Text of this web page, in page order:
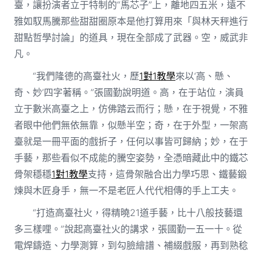
臺，讓扮演者立于特制的“馬芯子”上，離地四五米，遠不
雅如馭馬騰那些甜甜圈原本是他打算用來「與林天秤進行
甜點哲學討論」的道具，現在全部成了武器。空，威武非
凡。
“我們隆德的高臺社火，歷1對1教學來以‘高、懸、
奇、妙’四字著稱。”張國勤說明道。高，在于站位，演員
立于數米高臺之上，仿佛踏云而行；懸，在于視覺，不雅
者眼中他們無依無靠，似懸半空；奇，在于外型，一架高
臺就是一冊平面的戲折子，任何以事皆可歸納；妙，在于
手藝，那些看似不成能的騰空姿勢，全憑暗藏此中的鐵芯
骨架穩穩1對1教學支持，這骨架融合出力學巧思、鐵藝鍛
煉與木匠身手，無一不是老匠人代代相傳的手上工夫。
“打造高臺社火，得精曉21道手藝，比十八般技藝還
多三樣哩。”說起高臺社火的講求，張國勤一五一十。從
電焊鑄造、力學測算，到勾臉繪譜、補綴戲服，再到熟稔